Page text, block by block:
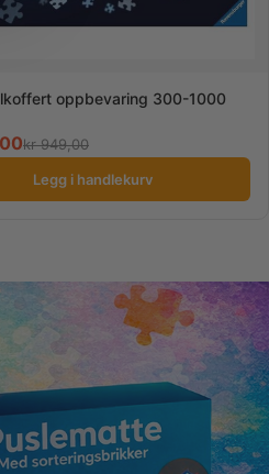
oppbevaring 300-1000
kr949,00
Legg i handlekurv